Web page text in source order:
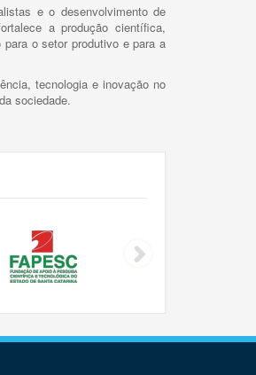
e o desenvolvimento de
a produção científica,
o setor produtivo e para a
tecnologia e inovação no
sociedade.